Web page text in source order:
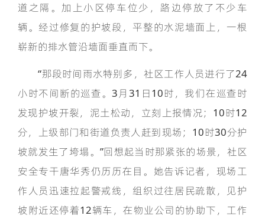
道之隔。加上小区停车位少，路边停放了不少车
辆。经过修复的护坡段，平整的水泥墙面上，一根
崭新的排水管沿墙面垂直而下。
“那段时间雨水特别多，社区工作人员进行了24
小时不间断的巡查。3月31日10时，我们在巡查时
发现护坡开裂，泥土松动，立刻上报情况；10时12
分，上级部门和街道负责人赶到现场；10时30分护
坡就发生了垮塌。”回想起当时那紧张的场景，社区
安全专干唐华秀仍历历在目。她告诉记者，现场工
作人员迅速拉起警戒线，组织过往居民疏散，见护
坡附近还停着12辆车，在物业公司的协助下，工作